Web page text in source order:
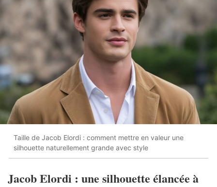
Taille de Jacob Elordi : comment mettre en valeur une
silhouette naturellement grande avec style
Jacob Elordi : une silhouette élancée à